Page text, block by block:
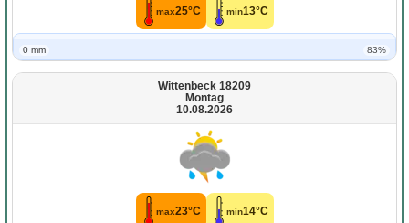
max25°C min13°C
0 mm 83%
Wittenbeck 18209
Montag
10.08.2026
max23°C min14°C